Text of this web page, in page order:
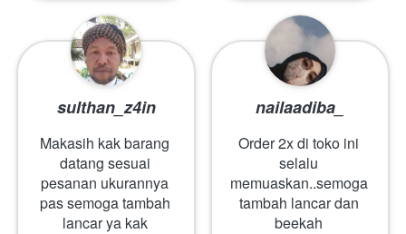
sulthan_z4in
Makasih kak barang
datang sesuai
pesanan ukurannya
pas semoga tambah
lancar ya kak
nailaadiba_
Order 2x di toko ini
selalu
memuaskan..semoga
tambah lancar dan
beekah